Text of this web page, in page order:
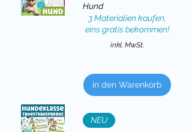
Hund
3 Materialien kaufen,
eins gratis bekommen!
inkl. MwSt.
in den Warenkorb
NEU